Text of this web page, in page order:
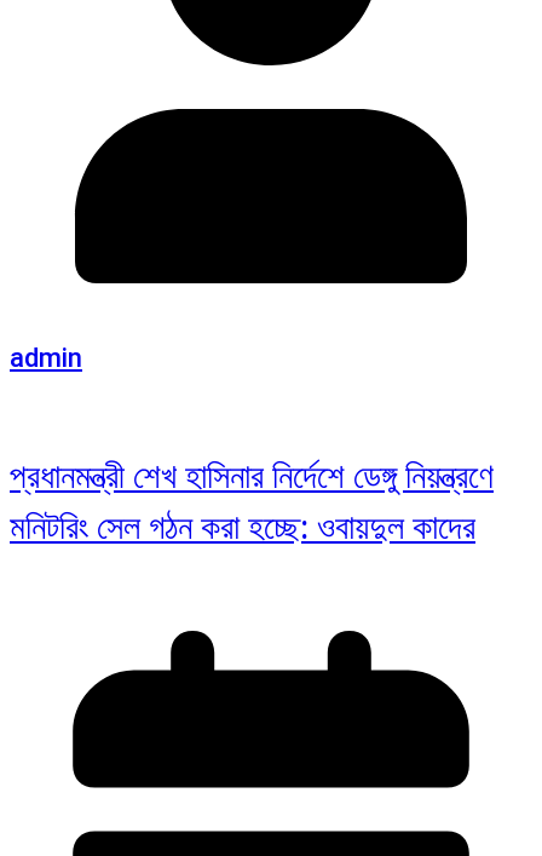
admin
প্রধানমন্ত্রী শেখ হাসিনার নির্দেশে ডেঙ্গু নিয়ন্ত্রণে
মনিটরিং সেল গঠন করা হচ্ছে: ওবায়দুল কাদের